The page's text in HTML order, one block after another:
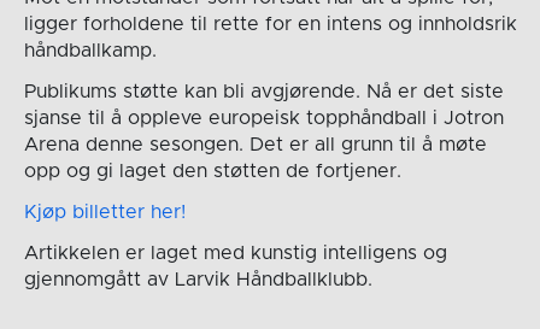
ligger forholdene til rette for en intens og innholdsrik
håndballkamp.
Publikums støtte kan bli avgjørende. Nå er det siste
sjanse til å oppleve europeisk topphåndball i Jotron
Arena denne sesongen. Det er all grunn til å møte
opp og gi laget den støtten de fortjener.
Kjøp billetter her!
Artikkelen er laget med kunstig intelligens og
gjennomgått av Larvik Håndballklubb.